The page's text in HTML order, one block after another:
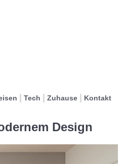
Tech Zuhause Kontakt
Design